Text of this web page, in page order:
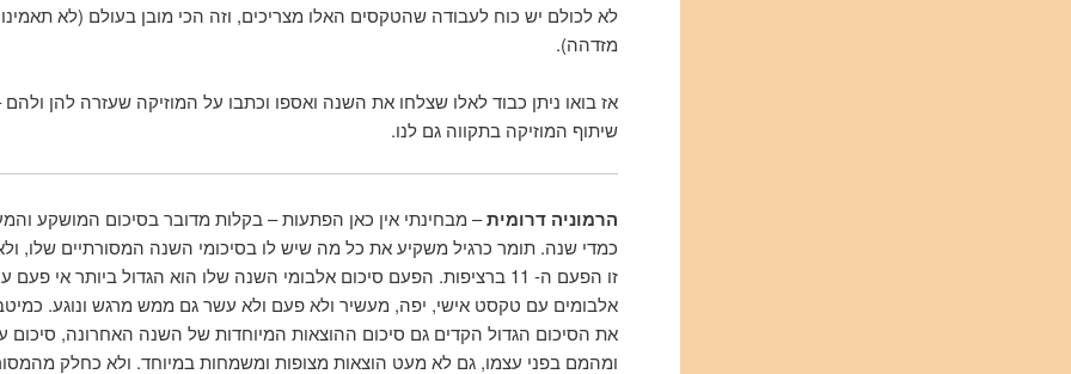
לא לכולם יש כוח לעבודה שהטקסים האלו מצריכים, וזה הכי מובן בעולם (לא
מזדהה).
אז בואו ניתן כבוד לאלו שצלחו את השנה ואספו וכתבו על המוזיקה שעזרה להן
שיתוף המוזיקה בתקווה גם לנו.
הרמוניה דרומית– מבחינתי אין כאן הפתעות – בקלות מדובר בסיכום המושקע
כמדי שנה. תומר כרגיל משקיע את כל מה שיש לו בסיכומי השנה המסורתיים שלו,
אלבומים עם טקסט אישי, יפה, מעשיר ולא פעם ולא עשר גם ממש מרגש ונוגע.
את הסיכום הגדול הקדים גם סיכום ההוצאות המיוחדות של השנה האחרונה, סיכום
ומהמם בפני עצמו, גם לא מעט הוצאות מצופות ומשמחות במיוחד. ולא כחלק